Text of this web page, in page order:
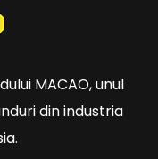
MACAO, unul
din industria